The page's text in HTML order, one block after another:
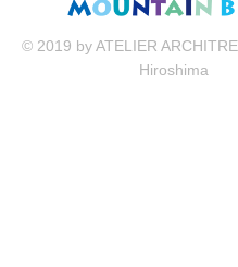
© 2019 by ATELIER
Hiroshima